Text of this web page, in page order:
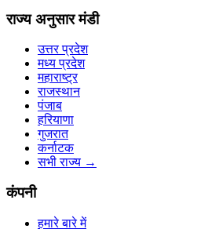
राज्य अनुसार मंडी
उत्तर प्रदेश
मध्य प्रदेश
महाराष्ट्र
राजस्थान
पंजाब
हरियाणा
गुजरात
कर्नाटक
सभी राज्य →
कंपनी
हमारे बारे में